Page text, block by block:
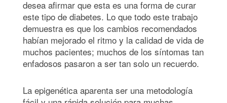
desea afirmar que esta es una forma de curar
este tipo de diabetes. Lo que todo este trabajo
demuestra es que los cambios recomendados
habían mejorado el ritmo y la calidad de vida de
muchos pacientes; muchos de los síntomas tan
enfadosos pasaron a ser tan solo un recuerdo.
La epigenética aparenta ser una metodología